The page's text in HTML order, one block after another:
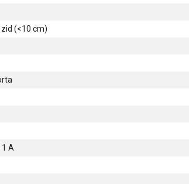
(<10 cm)
A